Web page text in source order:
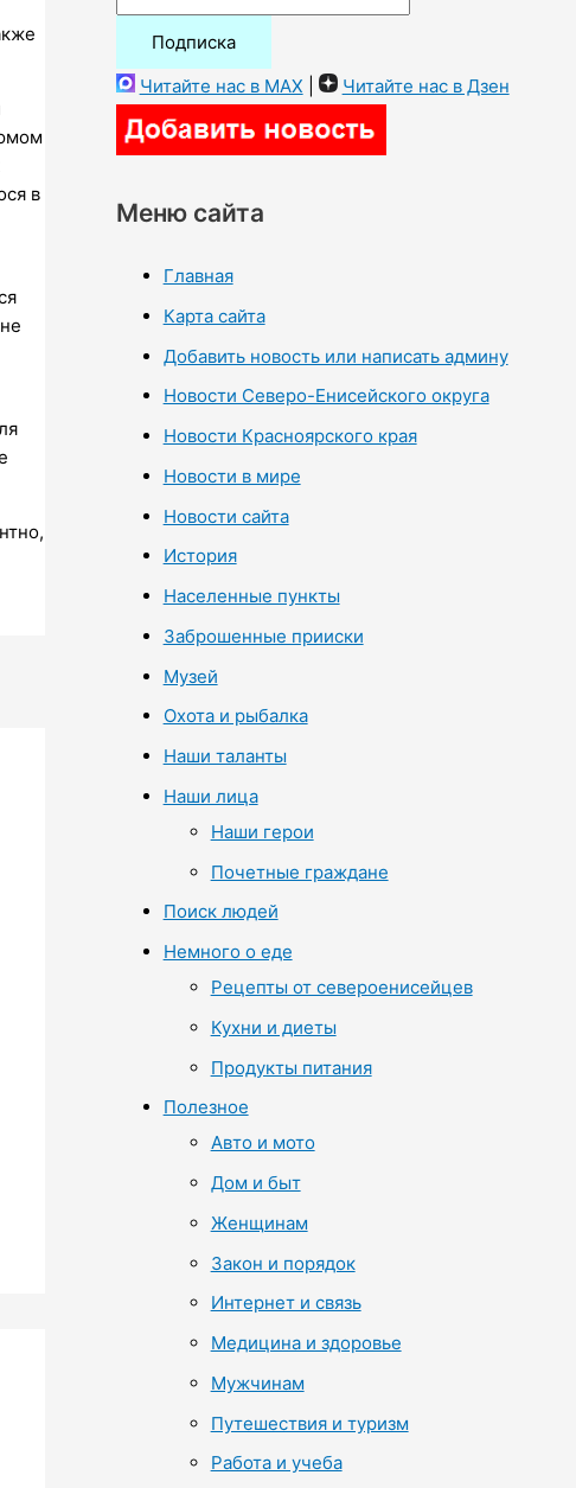
в
Читайте нас в MAX Читайте нас в Дзен
Меню сайта
Главная
Карта сайта
Добавить новость или написать админу
Новости Северо-Енисейского округа
Новости Красноярского края
Новости в мире
Новости сайта
История
Населенные пункты
Заброшенные прииски
Музей
Охота и рыбалка
Наши таланты
Наши лица
Наши герои
Почетные граждане
Поиск людей
Немного о еде
Рецепты от североенисейцев
Кухни и диеты
Продукты питания
Полезное
Авто и мото
Дом и быт
Женщинам
Закон и порядок
Интернет и связь
Медицина и здоровье
Мужчинам
Путешествия и туризм
Работа и учеба